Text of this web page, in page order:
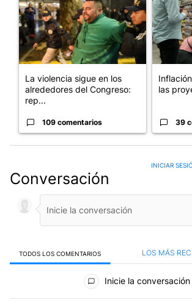
La violencia sigue en los
alrededores del Congreso:
rep...
109 comentarios
las
39
Conversación
INICIAR
TODOS LOS COMENTARIOS LOS MÁS
Todos los comentarios
Inicie la conversación